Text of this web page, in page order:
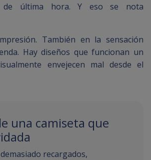
de última hora. Y eso se nota
También en la sensación
Hay diseños que funcionan un
envejecen mal desde el
una camiseta que
recargados,